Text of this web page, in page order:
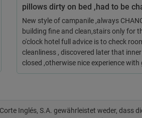
pillows dirty on bed ,had to be
New style of campanile ,always
building fine and clean,stairs only for
o'clock hotel full advice is to check
cleanliness , discovered later that
closed ,otherwise nice experience with
Inglés, S.A. gewährleistet weder, dass